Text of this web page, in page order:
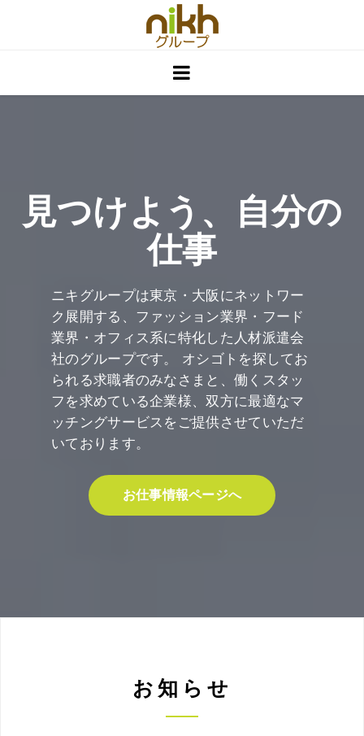
求人企業様へ
企業情報
見つけよう、自分の
仕事
ニキグループは東京・大阪にネットワー
ク展開する、ファッション業界・フード
業界・オフィス系に特化した人材派遣会
社のグループです。 オシゴトを探してお
られる求職者のみなさまと、働くスタッ
フを求めている企業様、双方に最適なマ
ッチングサービスをご提供させていただ
いております。
お仕事情報ページへ
お知らせ